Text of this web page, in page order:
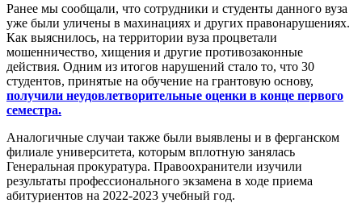
Ранее мы сообщали, что сотрудники и студенты данного вуза
уже были уличены в махинациях и других правонарушениях.
Как выяснилось, на территории вуза процветали
мошенничество, хищения и другие противозаконные
действия. Одним из итогов нарушений стало то, что 30
студентов, принятые на обучение на грантовую основу,
получили неудовлетворительные оценки в конце первого
семестра.
Аналогичные случаи также были выявлены и в ферганском
филиале университета, которым вплотную занялась
Генеральная прокуратура. Правоохранители изучили
результаты профессионального экзамена в ходе приема
абитуриентов на 2022-2023 учебный год.